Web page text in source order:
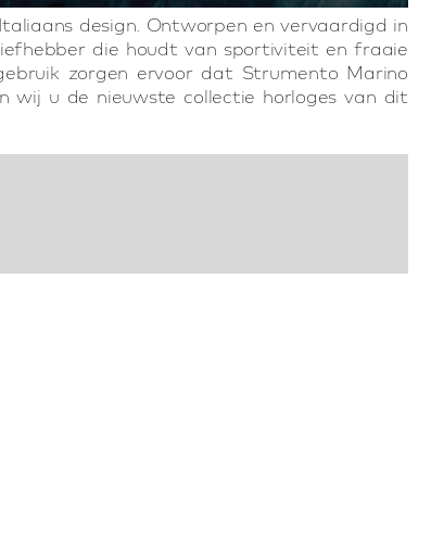
design. Ontworpen en vervaardigd in
die houdt van sportiviteit en fraaie
zorgen ervoor dat Strumento Marino
wij u de nieuwste collectie horloges van dit